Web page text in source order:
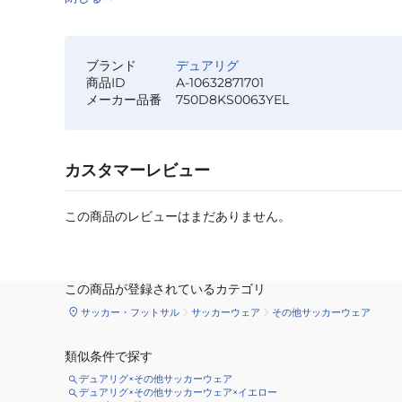
ブランド
デュアリグ
商品ID
A-10632871701
メーカー品番
750D8KS0063YEL
カスタマーレビュー
この商品のレビューはまだありません。
この商品が登録されているカテゴリ
サッカー・フットサル サッカーウェア その他サッカーウェア
類似条件で探す
デュアリグ×その他サッカーウェア
デュアリグ×その他サッカーウェア×イエロー